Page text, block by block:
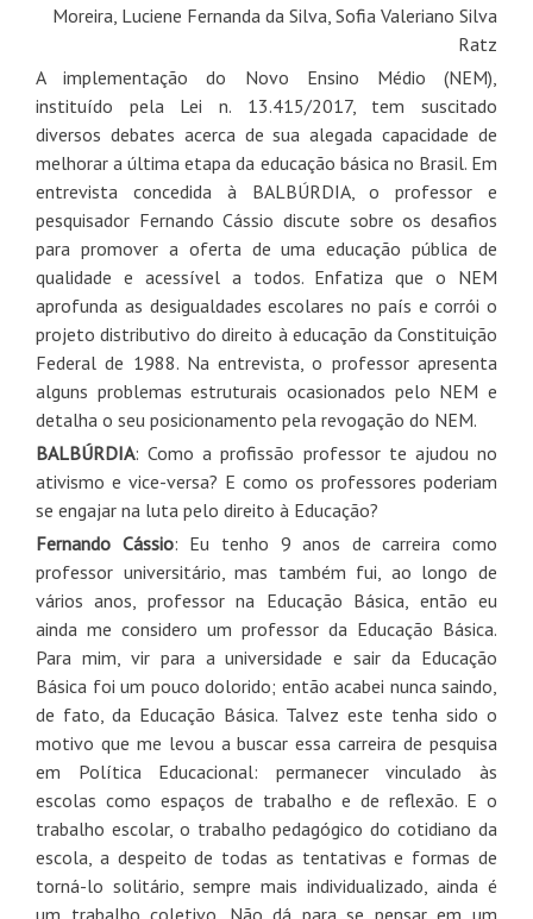
Moreira, Luciene Fernanda da Silva, Sofia Valeriano Silva
Ratz
A implementação do Novo Ensino Médio (NEM),
instituído pela Lei n. 13.415/2017, tem suscitado
diversos debates acerca de sua alegada capacidade de
melhorar a última etapa da educação básica no Brasil. Em
entrevista concedida à BALBÚRDIA, o professor e
pesquisador Fernando Cássio discute sobre os desafios
para promover a oferta de uma educação pública de
qualidade e acessível a todos. Enfatiza que o NEM
aprofunda as desigualdades escolares no país e corrói o
projeto distributivo do direito à educação da Constituição
Federal de 1988. Na entrevista, o professor apresenta
alguns problemas estruturais ocasionados pelo NEM e
detalha o seu posicionamento pela revogação do NEM.
BALBÚRDIA: Como a profissão professor te ajudou no
ativismo e vice-versa? E como os professores poderiam
se engajar na luta pelo direito à Educação?
Fernando Cássio: Eu tenho 9 anos de carreira como
professor universitário, mas também fui, ao longo de
vários anos, professor na Educação Básica, então eu
ainda me considero um professor da Educação Básica.
Para mim, vir para a universidade e sair da Educação
Básica foi um pouco dolorido; então acabei nunca saindo,
de fato, da Educação Básica. Talvez este tenha sido o
motivo que me levou a buscar essa carreira de pesquisa
em Política Educacional: permanecer vinculado às
escolas como espaços de trabalho e de reflexão. E o
trabalho escolar, o trabalho pedagógico do cotidiano da
escola, a despeito de todas as tentativas e formas de
torná-lo solitário, sempre mais individualizado, ainda é
um trabalho coletivo. Não dá para se pensar em um